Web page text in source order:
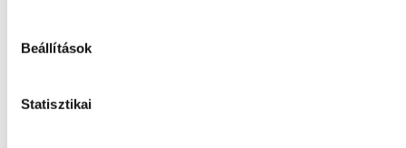
Beállítások
Statisztikai
Puskás Ferenc sírját
Roberto Carlos és José Ángel Sánchez a